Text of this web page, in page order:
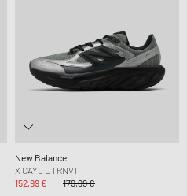
New Balance
X CAYL UTRNV11
152,99 €
179,99 €